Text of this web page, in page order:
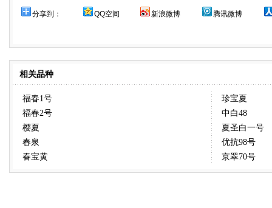
分享到： QQ空间 新浪微博 腾讯微博
相关品种
福春1号
福春2号
樱夏
春泉
春宝黄
珍宝夏
中白48
夏圣白一号
优抗98号
京翠70号